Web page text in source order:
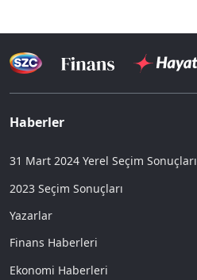
Haberler
31 Mart 2024 Yerel Seçim Sonuçları
2023 Seçim Sonuçları
Yazarlar
Finans Haberleri
Ekonomi Haberleri